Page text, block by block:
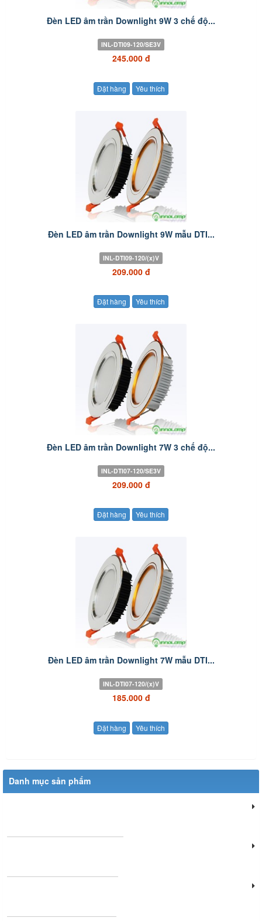
Đèn LED âm trần Downlight 9W 3 chế độ...
INL-DTI09-120/SE3V
245.000 đ
Đặt hàng Yêu thích
Đèn LED âm trần Downlight 9W mẫu DTI...
INL-DTI09-120/(x)V
209.000 đ
Đặt hàng Yêu thích
Đèn LED âm trần Downlight 7W 3 chế độ...
INL-DTI07-120/SE3V
209.000 đ
Đặt hàng Yêu thích
Đèn LED âm trần Downlight 7W mẫu DTI...
INL-DTI07-120/(x)V
185.000 đ
Đặt hàng Yêu thích
Danh mục sản phẩm